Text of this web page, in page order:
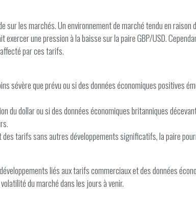
sur les marchés. Un environnement de marché tendu en
une pression à la baisse sur la paire GBP/USD.
par ces tarifs.
que prévu ou si des données économiques positives
dollar ou si des données économiques britanniques
tarifs sans autres développements significatifs, la paire
liés aux tarifs commerciaux et des données
du marché dans les jours à venir.